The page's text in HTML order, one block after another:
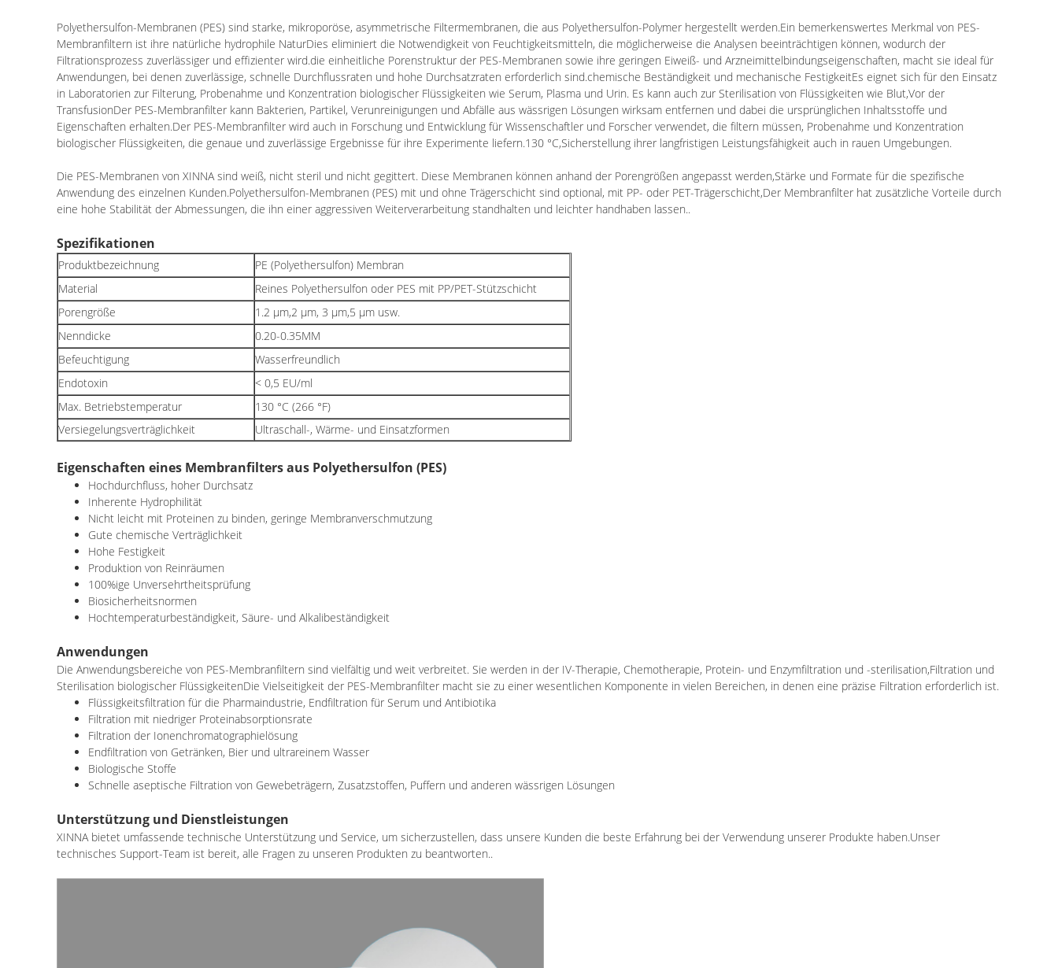
Polyethersulfon-Membranen (PES) sind starke, mikroporöse, asymmetrische Filtermembranen, die aus Polyethersulfon-Polymer hergestellt werden.Ein bemerkenswertes Merkmal von PES-
Membranfiltern ist ihre natürliche hydrophile NaturDies eliminiert die Notwendigkeit von Feuchtigkeitsmitteln, die möglicherweise die Analysen beeinträchtigen können, wodurch der
Filtrationsprozess zuverlässiger und effizienter wird.die einheitliche Porenstruktur der PES-Membranen sowie ihre geringen Eiweiß- und Arzneimittelbindungseigenschaften, macht sie ideal für
Anwendungen, bei denen zuverlässige, schnelle Durchflussraten und hohe Durchsatzraten erforderlich sind.chemische Beständigkeit und mechanische FestigkeitEs eignet sich für den Einsatz
in Laboratorien zur Filterung, Probenahme und Konzentration biologischer Flüssigkeiten wie Serum, Plasma und Urin. Es kann auch zur Sterilisation von Flüssigkeiten wie Blut,Vor der
TransfusionDer PES-Membranfilter kann Bakterien, Partikel, Verunreinigungen und Abfälle aus wässrigen Lösungen wirksam entfernen und dabei die ursprünglichen Inhaltsstoffe und
Eigenschaften erhalten.Der PES-Membranfilter wird auch in Forschung und Entwicklung für Wissenschaftler und Forscher verwendet, die filtern müssen, Probenahme und Konzentration
biologischer Flüssigkeiten, die genaue und zuverlässige Ergebnisse für ihre Experimente liefern.130 °C,Sicherstellung ihrer langfristigen Leistungsfähigkeit auch in rauen Umgebungen.
Die PES-Membranen von XINNA sind weiß, nicht steril und nicht gegittert. Diese Membranen können anhand der Porengrößen angepasst werden,Stärke und Formate für die spezifische
Anwendung des einzelnen Kunden.Polyethersulfon-Membranen (PES) mit und ohne Trägerschicht sind optional, mit PP- oder PET-Trägerschicht,Der Membranfilter hat zusätzliche Vorteile durch
eine hohe Stabilität der Abmessungen, die ihn einer aggressiven Weiterverarbeitung standhalten und leichter handhaben lassen..
Spezifikationen
Produktbezeichnung
PE (Polyethersulfon) Membran
Material
Reines Polyethersulfon oder PES mit PP/PET-Stützschicht
Porengröße
1.2 μm,2 μm, 3 μm,5 μm usw.
Nenndicke
0.20-0.35MM
Befeuchtigung
Wasserfreundlich
Endotoxin
< 0,5 EU/ml
Max. Betriebstemperatur
130 °C (266 °F)
Versiegelungsverträglichkeit
Ultraschall-, Wärme- und Einsatzformen
Eigenschaften eines Membranfilters aus Polyethersulfon (PES)
Hochdurchfluss, hoher Durchsatz
Inherente Hydrophilität
Nicht leicht mit Proteinen zu binden, geringe Membranverschmutzung
Gute chemische Verträglichkeit
Hohe Festigkeit
Produktion von Reinräumen
100%ige Unversehrtheitsprüfung
Biosicherheitsnormen
Hochtemperaturbeständigkeit, Säure- und Alkalibeständigkeit
Anwendungen
Die Anwendungsbereiche von PES-Membranfiltern sind vielfältig und weit verbreitet. Sie werden in der IV-Therapie, Chemotherapie, Protein- und Enzymfiltration und -sterilisation,Filtration und
Sterilisation biologischer FlüssigkeitenDie Vielseitigkeit der PES-Membranfilter macht sie zu einer wesentlichen Komponente in vielen Bereichen, in denen eine präzise Filtration erforderlich ist.
Flüssigkeitsfiltration für die Pharmaindustrie, Endfiltration für Serum und Antibiotika
Filtration mit niedriger Proteinabsorptionsrate
Filtration der Ionenchromatographielösung
Endfiltration von Getränken, Bier und ultrareinem Wasser
Biologische Stoffe
Schnelle aseptische Filtration von Gewebeträgern, Zusatzstoffen, Puffern und anderen wässrigen Lösungen
Unterstützung und Dienstleistungen
XINNA bietet umfassende technische Unterstützung und Service, um sicherzustellen, dass unsere Kunden die beste Erfahrung bei der Verwendung unserer Produkte haben.Unser
technisches Support-Team ist bereit, alle Fragen zu unseren Produkten zu beantworten..